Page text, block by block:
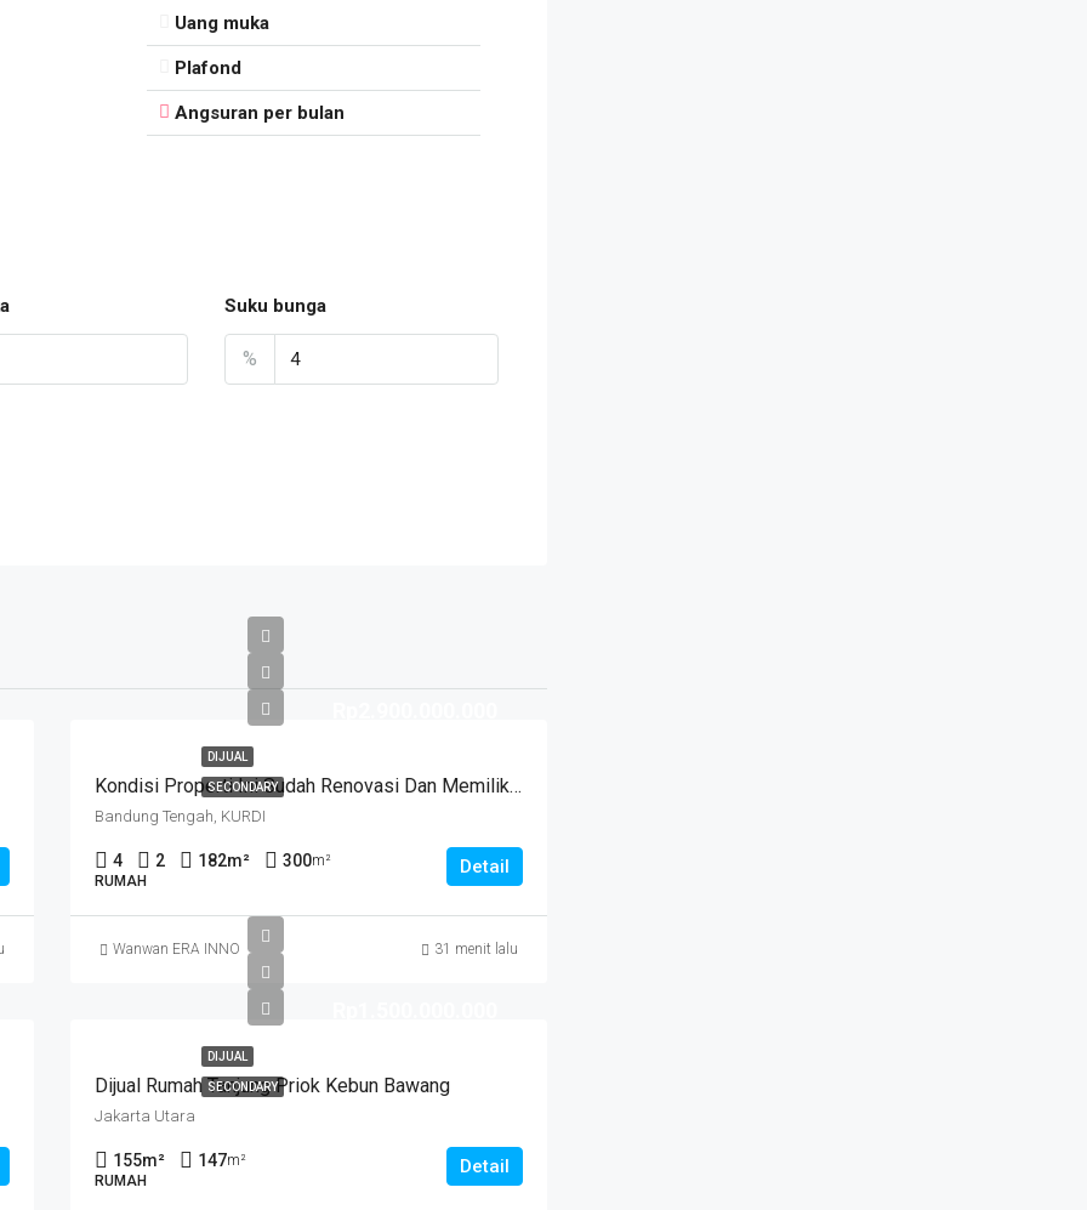
Uang muka
Plafond
Angsuran per bulan
Suku bunga
%
DIJUAL
SECONDARY Kondisi Properti Ini Sudah Renovasi Dan Memiliki Desain Scandinavian Yang Menambah Daya Tarik Dan Estetika Properti Ini. Rumah Ini Berada Di Area Perumahan/komplek. Kurdi Timur
Bandung Tengah, KURDI
4 2 182m² 300m²
RUMAH
Detail
Wanwan ERA INNO 31 menit lalu
DIJUAL
SECONDARY
Dijual Rumah Tanjung Priok Kebun Bawang
Jakarta Utara
155m² 147m²
RUMAH
Detail